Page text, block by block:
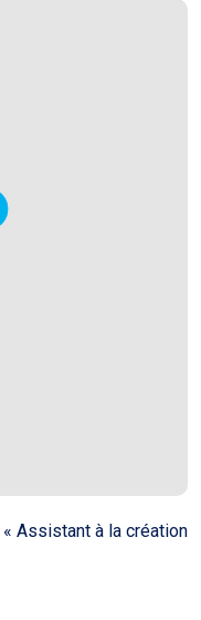
Assistant à la création